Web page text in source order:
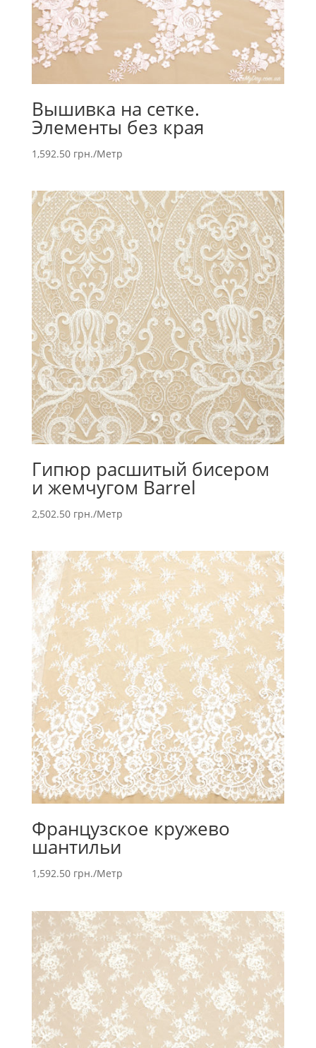
Вышивка на сетке.
Элементы без края
1,592.50 грн./Метр
Гипюр расшитый бисером
и жемчугом Barrel
2,502.50 грн./Метр
Французское кружево
шантильи
1,592.50 грн./Метр